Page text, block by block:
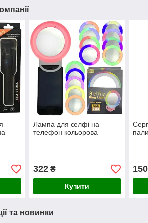
Лампа для селфі на
телефон кольорова
322₴
Купити
150
та новинки